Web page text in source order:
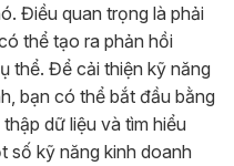
Điều quan trọng là phải
thể tạo ra phản hồi
thể. Để cải thiện kỹ năng
bạn có thể bắt đầu bằng
dữ liệu và tìm hiểu
số kỹ năng kinh doanh